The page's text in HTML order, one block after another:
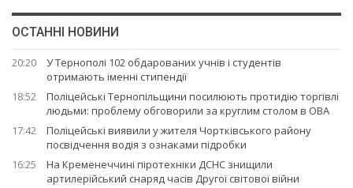
ОСТАННІ НОВИНИ
20:20
У Тернополі 102 обдарованих учнів і студентів
отримають іменні стипендії
18:52
Поліцейські Тернопільщини посилюють протидію торгівлі
людьми: проблему обговорили за круглим столом в ОВА
17:42
Поліцейські виявили у жителя Чортківського району
посвідчення водія з ознаками підробки
16:25
На Кременеччині піротехніки ДСНС знищили
артилерійський снаряд часів Другої світової війни